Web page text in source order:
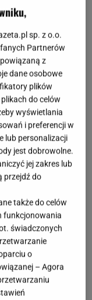
Gazeta.pl i
Misja
każdy Polak i
życia
zbiórki na
współpracy
sp. z o.o.
Partnerów
z
dane osobowe
plików
do celów
wyświetlania
i preferencji w
lub personalizacji
jest dobrowolne.
jej zakres lub
przejdź do
także do celów
funkcjonowania
świadczonych
o
– Agora